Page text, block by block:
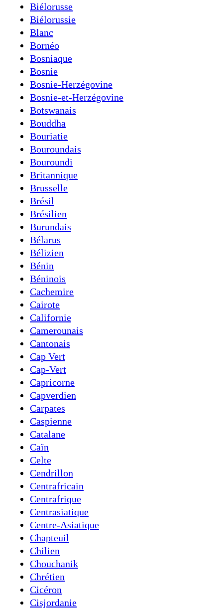
Biélorusse
Biélorussie
Blanc
Bornéo
Bosniaque
Bosnie
Bosnie-Herzégovine
Bosnie-et-Herzégovine
Botswanais
Bouddha
Bouriatie
Bouroundais
Bouroundi
Britannique
Brusselle
Brésil
Brésilien
Burundais
Bélarus
Bélizien
Bénin
Béninois
Cachemire
Cairote
Californie
Camerounais
Cantonais
Cap Vert
Cap-Vert
Capricorne
Capverdien
Carpates
Caspienne
Catalane
Caïn
Celte
Cendrillon
Centrafricain
Centrafrique
Centrasiatique
Centre-Asiatique
Chapteuil
Chilien
Chouchanik
Chrétien
Cicéron
Cisjordanie